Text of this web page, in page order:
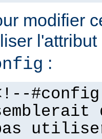
modifier
l'attribut
: